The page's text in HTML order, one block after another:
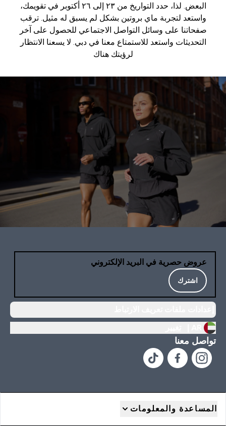
البعض. لذا، حدد التواريخ من ٢٣ إلى ٢٦ أكتوبر في تقويمك،
واستعد لتجربة ماي بروتين بشكل لم يسبق له مثيل. ترقب
صفحاتنا على وسائل التواصل الاجتماعي للحصول على آخر
التحديثات واستعد للاستمتاع معنا في دبي. لا يسعنا الانتظار
لرؤيتك هناك
عروض حصرية في البريد الإلكتروني
اشترك
تواصل معنا
المساعدة والمعلومات